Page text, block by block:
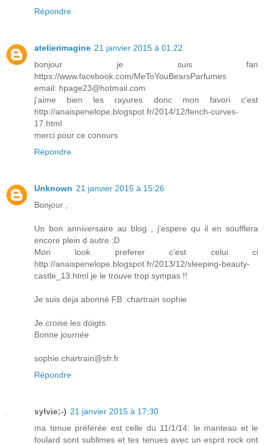
Répondre
atelierimagine 21 janvier 2015 à 01:22
bonjour je suis fan
https://www.facebook.com/MeToYouBearsParfumes
email: hpage23@hotmail.com
j'aime bien les rayures donc mon favori c'est
http://anaispenelope.blogspot.fr/2014/12/fench-curves-
17.html
merci pour ce conours
Répondre
Unknown 21 janvier 2015 à 15:26
Bonjour ,
Un bon anniversaire au blog , j'espere qu il en soufflera
encore plein d autre :D
Mon look preferer c'est celui ci
http://anaispenelope.blogspot.fr/2013/12/sleeping-beauty-
castle_13.html je le trouve trop sympas !!
Je suis deja abonné FB :chartrain sophie
Je croise les doigts.
Bonne journée
sophie.chartrain@sfr.fr
Répondre
sylvie;-) 21 janvier 2015 à 17:30
ma tenue préférée est celle du 11/1/14: le manteau et le
foulard sont sublimes et tes tenues avec un esprit rock ont